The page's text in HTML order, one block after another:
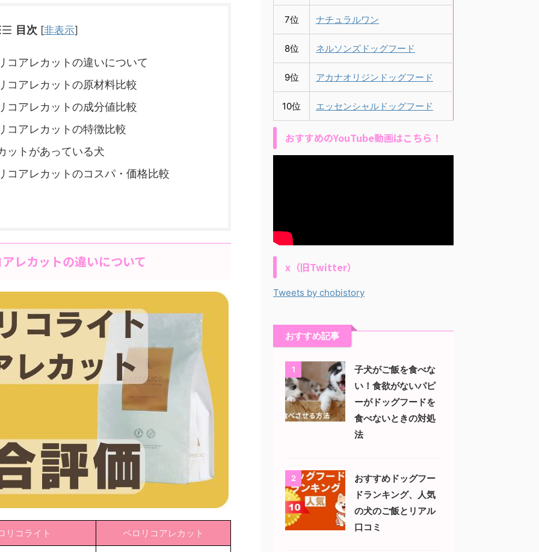
目次 [非表示]
コアレカットの違いについて
コアレカットの原材料比較
コアレカットの成分値比較
コアレカットの特徴比較
ットがあっている犬
コアレカットのコスパ・価格比較
レカットの違いについて
リコライト ペロリコアレカット
7位 ナチュラルワン
8位 ネルソンズドッグフード
9位 アカナオリジンドッグフード
10位 エッセンシャルドッグフード
おすすめのYouTube動画はこちら！
x（旧Twitter）
Tweets by chobistory
おすすめ記事
1
子犬がご飯を食べな
い！食欲がないパピ
ーがドッグフードを
食べないときの対処
法
2
おすすめドッグフー
ドランキング、人気
の犬のご飯とリアル
口コミ